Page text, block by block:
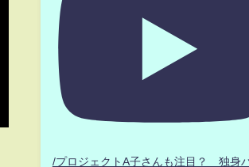
/プロジェクトA子さんも注目？ 独身